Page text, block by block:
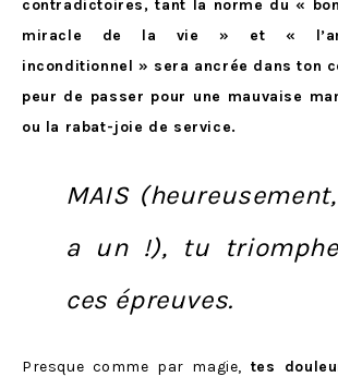
contradictoires, tant la norme du «
miracle de la vie » et «
inconditionnel » sera ancrée dans ton
peur de passer pour une mauvaise
ou la rabat-joie de service.
MAIS
a un !), tu
ces épreuves.
Presque comme par magie, tes